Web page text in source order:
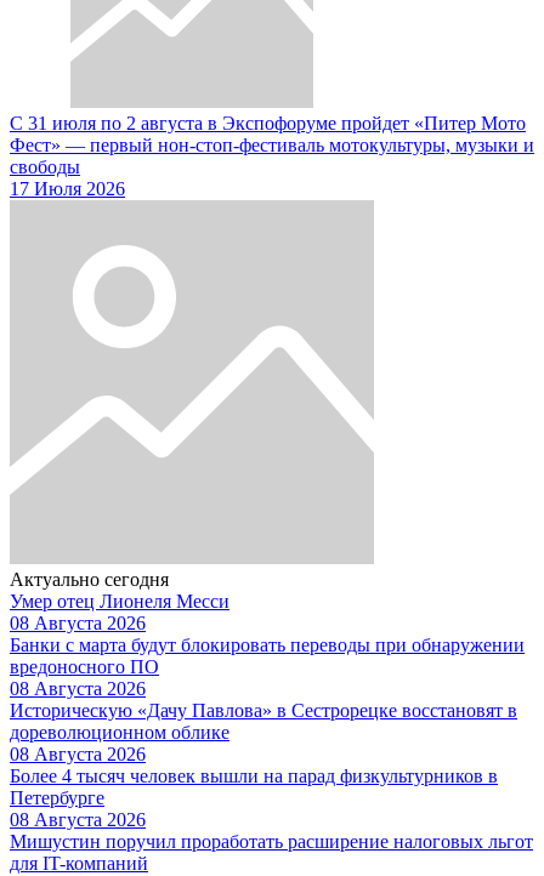
С 31 июля по 2 августа в Экспофоруме пройдет «Питер Мото
Фест» — первый нон-стоп-фестиваль мотокультуры, музыки и
свободы
17 Июля 2026
Актуально сегодня
Умер отец Лионеля Месси
08 Августа 2026
Банки с марта будут блокировать переводы при обнаружении
вредоносного ПО
08 Августа 2026
Историческую «Дачу Павлова» в Сестрорецке восстановят в
дореволюционном облике
08 Августа 2026
Более 4 тысяч человек вышли на парад физкультурников в
Петербурге
08 Августа 2026
Мишустин поручил проработать расширение налоговых льгот
для IT-компаний